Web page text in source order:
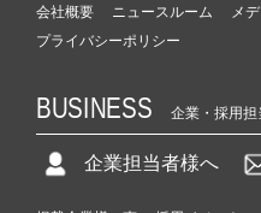
会社概要 ニュースルーム
メ
プライバシーポリシー
BUSINESS 企業・採用担
企業担当者様へ